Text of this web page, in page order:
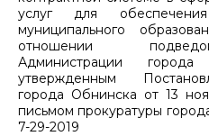
услуг для
муниципального
отношении
Администрации города
утвержденным
города Обнинска от 13
письмом прокуратуры
7-29-2019